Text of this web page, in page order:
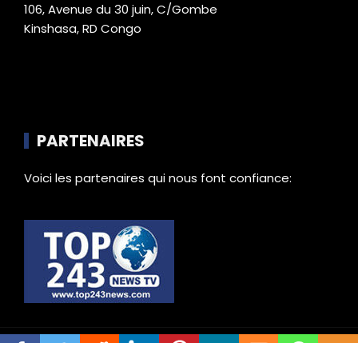
106, Avenue du 30 juin, C/Gombe
Kinshasa, RD Congo
PARTENAIRES
Voici les partenaires qui nous font confiance: